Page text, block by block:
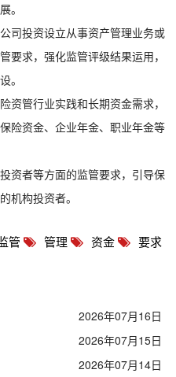
。
司投资设立从事资产管理业务或
求，强化监管评级结果运用，
。
管行业实践和长期资金需求，
险资金、企业年金、职业年金等
资者等方面的监管要求，引导保
机构投资者。
管 管理 资金 要求
2026年07月16日
2026年07月15日
2026年07月14日